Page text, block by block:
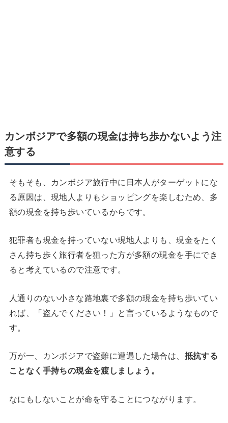
カンボジアで多額の現金は持ち歩かないよう注
意する
そもそも、カンボジア旅行中に日本人がターゲットにな
る原因は、現地人よりもショッピングを楽しむため、多
額の現金を持ち歩いているからです。
犯罪者も現金を持っていない現地人よりも、現金をたく
さん持ち歩く旅行者を狙った方が多額の現金を手にでき
ると考えているので注意です。
人通りのない小さな路地裏で多額の現金を持ち歩いてい
れば、「盗んでください！」と言っているようなもので
す。
万が一、カンボジアで盗難に遭遇した場合は、 抵抗する
ことなく手持ちの現金を渡しましょう。
なにもしないことが命を守ることにつながります。